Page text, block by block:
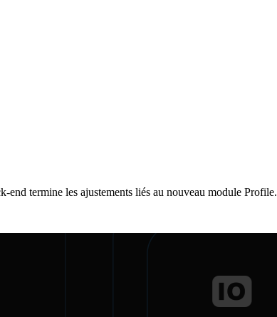
termine les ajustements liés au nouveau module Profile.